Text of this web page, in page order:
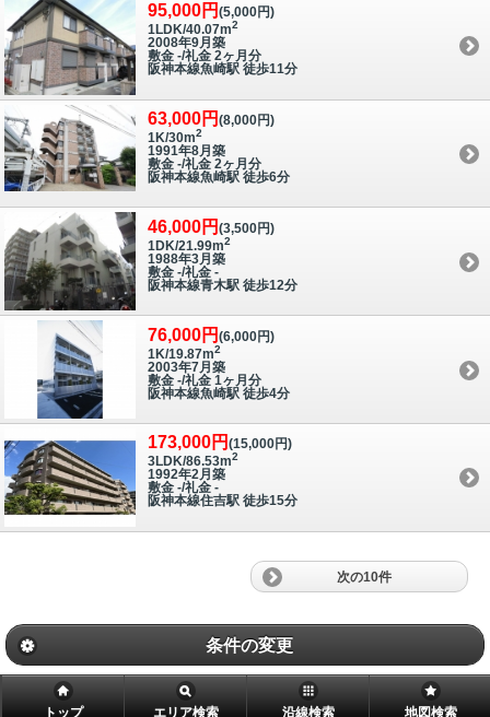
95,000円 (5,000円)
1LDK/40.07m2
2008年9月築
敷金 -/礼金 2ヶ月分
阪神本線魚崎駅 徒歩11分
63,000円 (8,000円)
1K/30m2
1991年8月築
敷金 -/礼金 2ヶ月分
阪神本線魚崎駅 徒歩6分
46,000円 (3,500円)
1DK/21.99m2
1988年3月築
敷金 -/礼金 -
阪神本線青木駅 徒歩12分
76,000円 (6,000円)
1K/19.87m2
2003年7月築
敷金 -/礼金 1ヶ月分
阪神本線魚崎駅 徒歩4分
173,000円 (15,000円)
3LDK/86.53m2
1992年2月築
敷金 -/礼金 -
阪神本線住吉駅 徒歩15分
次の10件
条件の変更
トップ エリア検索 沿線検索 地図検索